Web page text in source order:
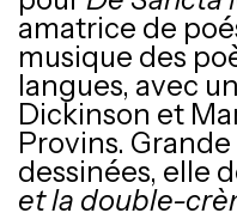
amatrice de
musique des
langues, avec
Dickinson et
Provins.
dessinées, elle
et la double-